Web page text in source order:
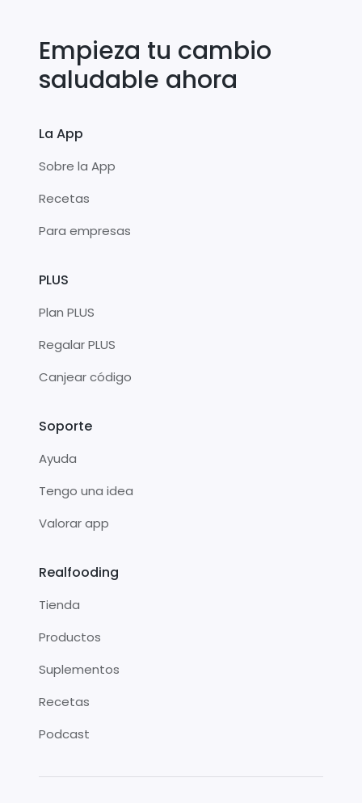
Empieza tu cambio
saludable ahora
La App
Sobre la App
Recetas
Para empresas
PLUS
Plan PLUS
Regalar PLUS
Canjear código
Soporte
Ayuda
Tengo una idea
Valorar app
Realfooding
Tienda
Productos
Suplementos
Recetas
Podcast